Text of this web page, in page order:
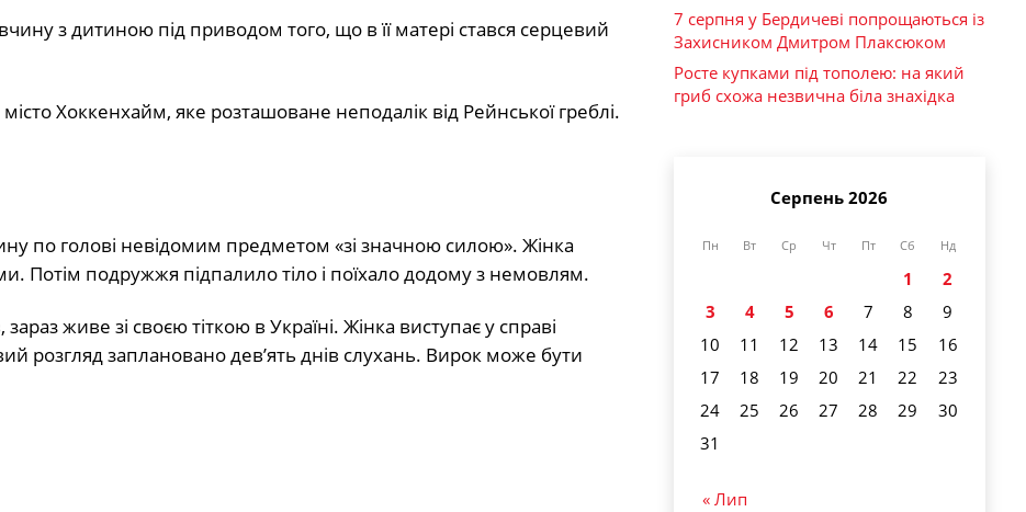
з дитиною під приводом того, що в її матері стався серцевий
Хоккенхайм, яке розташоване неподалік від Рейнської греблі.
по голові невідомим предметом «зі значною силою». Жінка
Потім подружжя підпалило тіло і поїхало додому з немовлям.
живе зі своєю тіткою в Україні. Жінка виступає у справі
розгляд заплановано дев’ять днів слухань. Вирок може бути
7 серпня у Бердичеві попрощаються із
Захисником Дмитром Плаксюком
Росте купками під тополею: на який
гриб схожа незвична біла знахідка
Серпень 2026
Пн Вт Ср Чт Пт Сб Нд
1
2
3
4 5 6 7 8
9
10
11 12 13 14 15
16
17
18 19 20 21 22
23
24
25 26 27 28 29
30
31
« Лип